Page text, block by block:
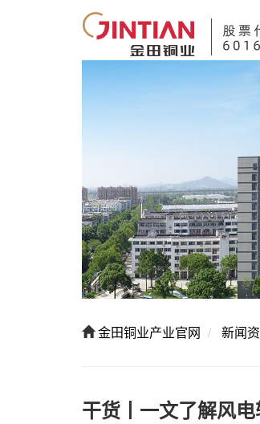
金田铜业产业官网 新闻
干货丨一文了解风